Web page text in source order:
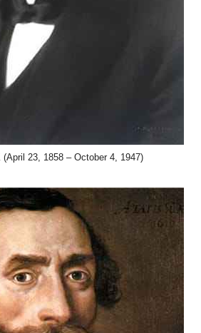
(April 23, 1858 – October 4, 1947)